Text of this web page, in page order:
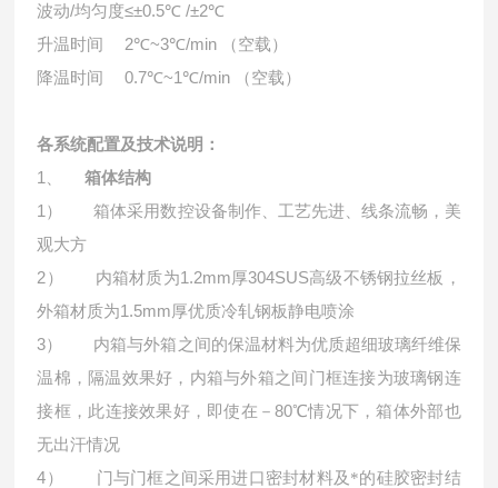
波动/均匀度≤±0.5℃ /±2℃
升温时间
2℃~3℃/min （空载）
降温时间
0.7℃~1℃/min （空载）
各系统配置及技术说明：
1、 箱体结构
1）
箱体采用数控设备制作、工艺先进、线条流畅，美
观大方
2） 内箱材质为1.2mm 厚304SUS高级不锈钢拉丝板，
外箱材质为1.5mm 厚优质冷轧钢板静电喷涂
3）
内箱与外箱之间的保温材料为优质超细玻璃纤维保
温棉，隔温效果好，内箱与外箱之间门框连接为玻璃钢连
接框，此连接效果好，即使在－ 80℃情况下，箱体外部也
无出汗情况
4）
门与门框之间采用进口密封材料及*的硅胶密封结